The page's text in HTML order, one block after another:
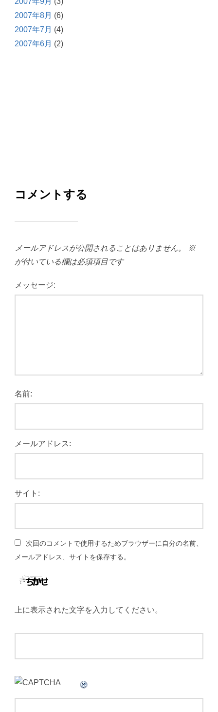
2007年8月 (6)
2007年7月 (4)
2007年6月 (2)
コメントする
メールアドレスが公開されることはありません。
※
が付いている欄は必須項目です
メッセージ:
名前:
メールアドレス:
サイト:
次回のコメントで使用するためブラウザーに自分の名前、
メールアドレス、サイトを保存する。
上に表示された文字を入力してください。